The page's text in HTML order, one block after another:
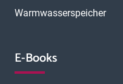
Warmwasserspeicher
E-Books